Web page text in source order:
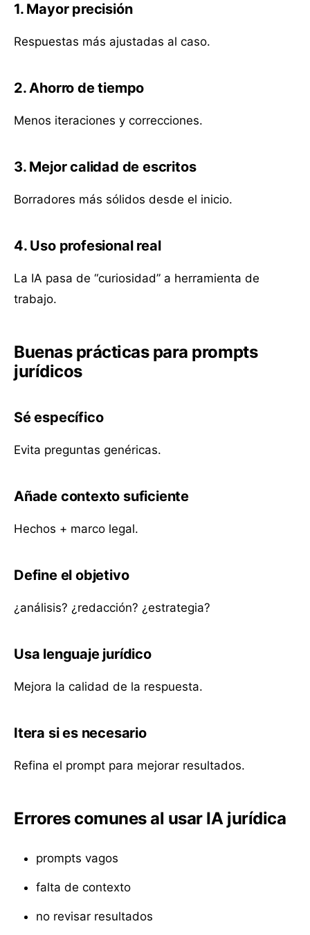
1. Mayor precisión
Respuestas más ajustadas al caso.
2. Ahorro de tiempo
Menos iteraciones y correcciones.
3. Mejor calidad de escritos
Borradores más sólidos desde el inicio.
4. Uso profesional real
La IA pasa de “curiosidad” a herramienta de
trabajo.
Buenas prácticas para prompts
jurídicos
Sé específico
Evita preguntas genéricas.
Añade contexto suficiente
Hechos + marco legal.
Define el objetivo
¿análisis? ¿redacción? ¿estrategia?
Usa lenguaje jurídico
Mejora la calidad de la respuesta.
Itera si es necesario
Refina el prompt para mejorar resultados.
Errores comunes al usar IA jurídica
prompts vagos
falta de contexto
no revisar resultados